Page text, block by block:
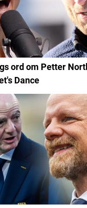
ord om Petter
Dance